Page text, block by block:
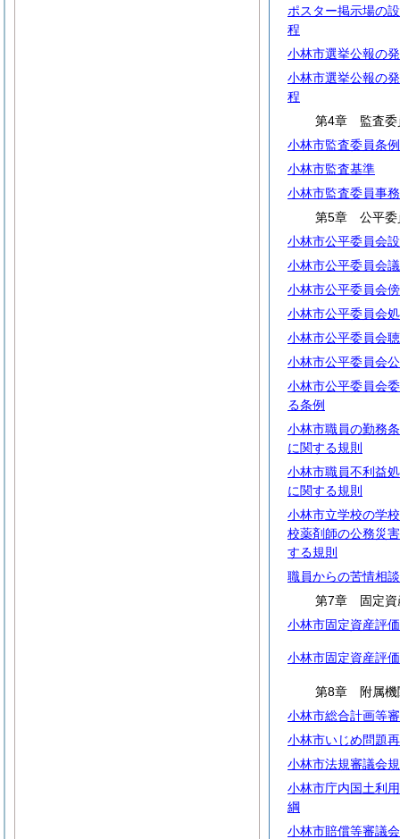
ポスター掲示場の
程
小林市選挙公報の
小林市選挙公報の
程
第4章 監査委
小林市監査委員条例
小林市監査基準
小林市監査委員事
第5章 公平委
小林市公平委員会
小林市公平委員会
小林市公平委員会
小林市公平委員会
小林市公平委員会
小林市公平委員会
小林市公平委員会
る条例
小林市職員の勤務
に関する規則
小林市職員不利益
に関する規則
小林市立学校の学
校薬剤師の公務災
する規則
職員からの苦情相
第7章 固定資
小林市固定資産評
小林市固定資産評
第8章 附属機
小林市総合計画等
小林市いじめ問題
小林市法規審議会
小林市庁内国土利
綱
小林市賠償等審議